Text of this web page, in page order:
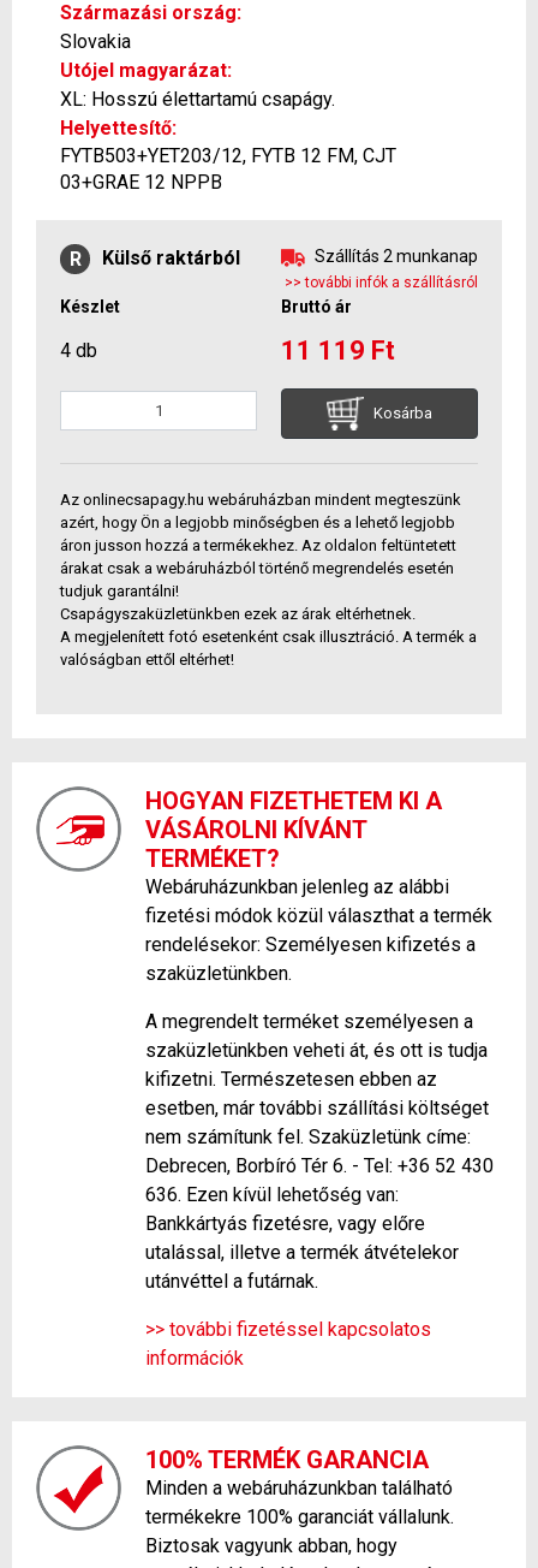
Származási ország:
Slovakia
Utójel magyarázat:
XL: Hosszú élettartamú csapágy.
Helyettesítő:
FYTB503+YET203/12, FYTB 12 FM, CJT
03+GRAE 12 NPPB
R Külső raktárból Szállítás 2 munkanap
>> további infók a szállításról
Készlet Bruttó ár
4 db 11 119 Ft
Kosárba
Az onlinecsapagy.hu webáruházban mindent megteszünk
azért, hogy Ön a legjobb minőségben és a lehető legjobb
áron jusson hozzá a termékekhez. Az oldalon feltüntetett
árakat csak a webáruházból történő megrendelés esetén
tudjuk garantálni!
Csapágyszaküzletünkben ezek az árak eltérhetnek.
A megjelenített fotó esetenként csak illusztráció. A termék a
valóságban ettől eltérhet!
HOGYAN FIZETHETEM KI A
VÁSÁROLNI KÍVÁNT
TERMÉKET?
Webáruházunkban jelenleg az alábbi
fizetési módok közül választhat a termék
rendelésekor: Személyesen kifizetés a
szaküzletünkben.
A megrendelt terméket személyesen a
szaküzletünkben veheti át, és ott is tudja
kifizetni. Természetesen ebben az
esetben, már további szállítási költséget
nem számítunk fel. Szaküzletünk címe:
Debrecen, Borbíró Tér 6. - Tel: +36 52 430
636. Ezen kívül lehetőség van:
Bankkártyás fizetésre, vagy előre
utalással, illetve a termék átvételekor
utánvéttel a futárnak.
>> további fizetéssel kapcsolatos
információk
100% TERMÉK GARANCIA
Minden a webáruházunkban található
termékekre 100% garanciát vállalunk.
Biztosak vagyunk abban, hogy